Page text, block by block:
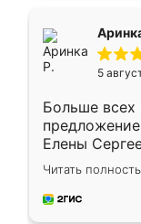
5
Больше всех
Елены
короткие
для замера
предложил
Читать